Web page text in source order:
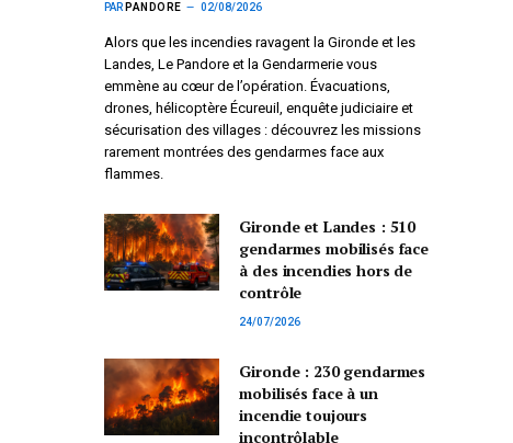
PAR PANDORE 02/08/2026
Alors que les incendies ravagent la Gironde et les
Landes, Le Pandore et la Gendarmerie vous
emmène au cœur de l’opération. Évacuations,
drones, hélicoptère Écureuil, enquête judiciaire et
sécurisation des villages : découvrez les missions
rarement montrées des gendarmes face aux
flammes.
Gironde et Landes : 510
gendarmes mobilisés face
à des incendies hors de
contrôle
24/07/2026
Gironde : 230 gendarmes
mobilisés face à un
incendie toujours
incontrôlable